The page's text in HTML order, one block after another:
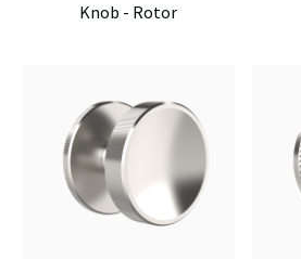
Knob - Rotor